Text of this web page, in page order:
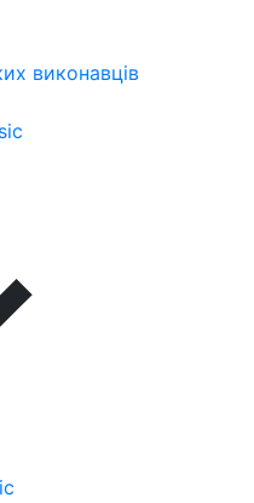
виконавців